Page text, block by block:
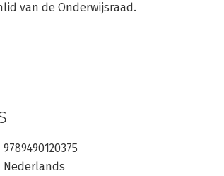
van de Onderwijsraad.
9789490120375
Nederlands